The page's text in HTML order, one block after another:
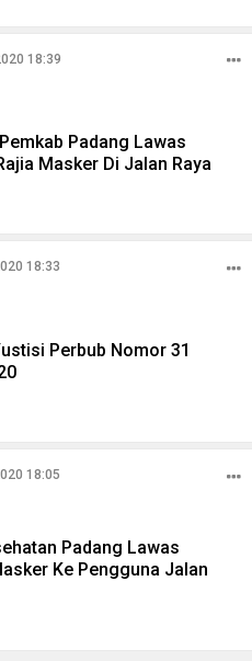
18:39
Padang Lawas
Masker Di Jalan Raya
18:33
Perbub Nomor 31
18:05
Padang Lawas
Ke Pengguna Jalan